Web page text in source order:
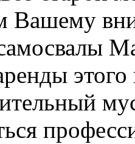
Вашему
этого